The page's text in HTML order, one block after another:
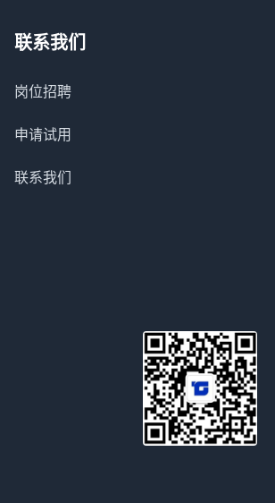
联系我们
岗位招聘
申请试用
联系我们